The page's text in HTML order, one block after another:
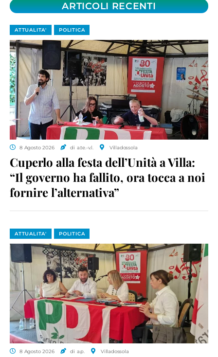
ARTICOLI RECENTI
ATTUALITA' POLITICA
8 Agosto 2026 di a.te.-v.l. Villadossola
Cuperlo alla festa dell’Unità a Villa:
“Il governo ha fallito, ora tocca a noi
fornire l’alternativa”
ATTUALITA' POLITICA
8 Agosto 2026 di a.p. Villadossola